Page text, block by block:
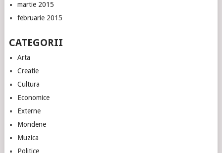
martie 2015
februarie 2015
CATEGORII
Arta
Creatie
Cultura
Economice
Externe
Mondene
Muzica
Politice